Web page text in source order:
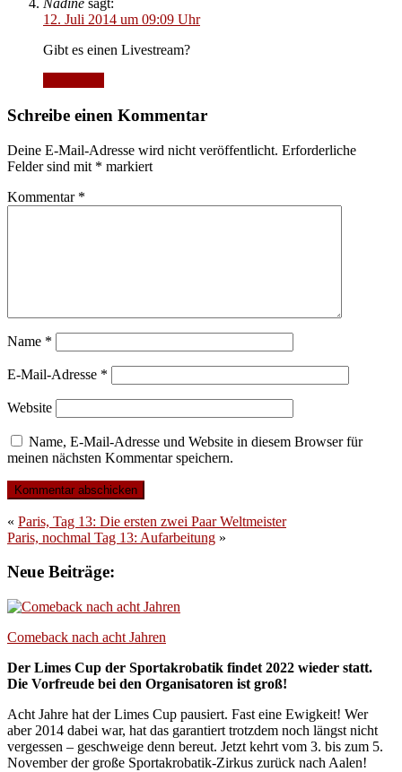
Nadine sagt:
12. Juli 2014 um 09:09 Uhr
Gibt es einen Livestream?
Schreibe einen Kommentar
Deine E-Mail-Adresse wird nicht veröffentlicht. Erforderliche
Felder sind mit * markiert
Kommentar *
Name *
E-Mail-Adresse *
Website
Name, E-Mail-Adresse und Website in diesem Browser für
meinen nächsten Kommentar speichern.
« Paris, Tag 13: Die ersten zwei Paar Weltmeister
Paris, nochmal Tag 13: Aufarbeitung »
Neue Beiträge:
Comeback nach acht Jahren
Der Limes Cup der Sportakrobatik findet 2022 wieder statt.
Die Vorfreude bei den Organisatoren ist groß!
Acht Jahre hat der Limes Cup pausiert. Fast eine Ewigkeit! Wer
aber 2014 dabei war, hat das garantiert trotzdem noch längst nicht
vergessen – geschweige denn bereut. Jetzt kehrt vom 3. bis zum 5.
November der große Sportakrobatik-Zirkus zurück nach Aalen!